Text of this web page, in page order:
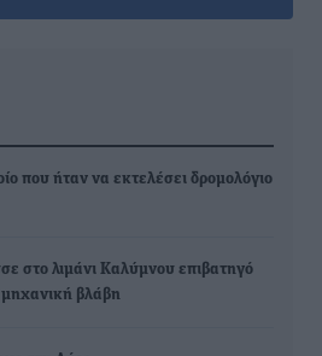
που ήταν να εκτελέσει δρομολόγιο
στο λιμάνι Καλύμνου επιβατηγό
μηχανική βλάβη